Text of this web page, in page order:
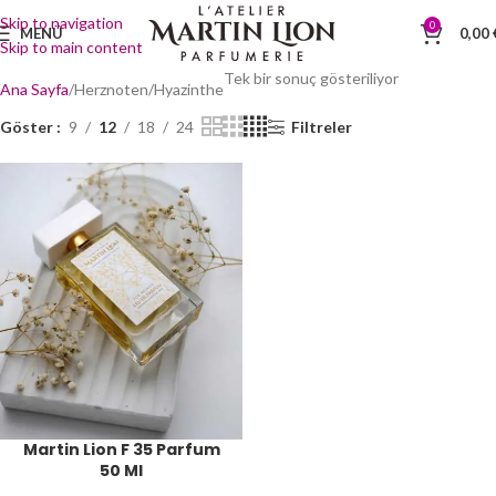
Skip to navigation
Skip to main content
MENÜ 0 0,00
Ana Sayfa Herznoten Hyazinthe
Tek bir sonuç gösteriliyor
Göster 9 12 18 24 Filtreler
Martin Lion F 35 Parfum
50 Ml